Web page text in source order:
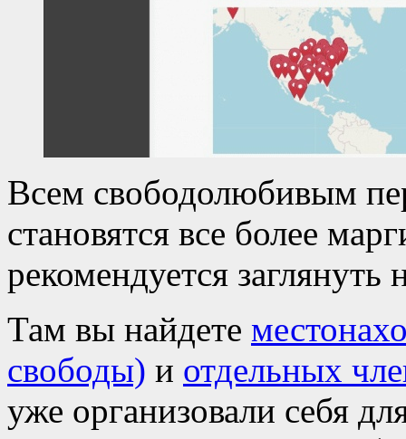
Всем свободолюбивым
становятся все более
рекомендуется заглянуть
Там вы найдете
свободы) и отдельных
уже организовали себя